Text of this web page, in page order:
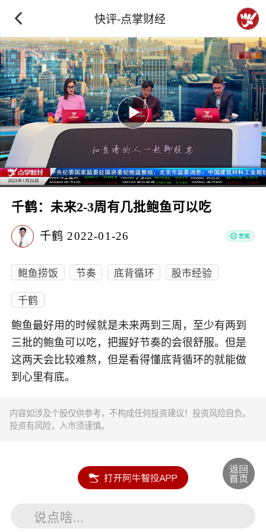
快评-点掌财经
千鹤：未来2-3周有几批鲍鱼可以吃
千鹤 2022-01-26
鲍鱼捞饭 节奏 底背循环
股市经验
千鹤
鲍鱼最好用的时候就是未来两到三周，至少有两到
三批的鲍鱼可以吃，把握好节奏的会很舒服。但是
这两天会比较难熬，但是看得懂底背循环的就能做
到心里有底。
内容如涉及个股仅供参考，不构成任何投资建议！投资风险自负。
投资有风险，入市须谨慎。
说点啥...